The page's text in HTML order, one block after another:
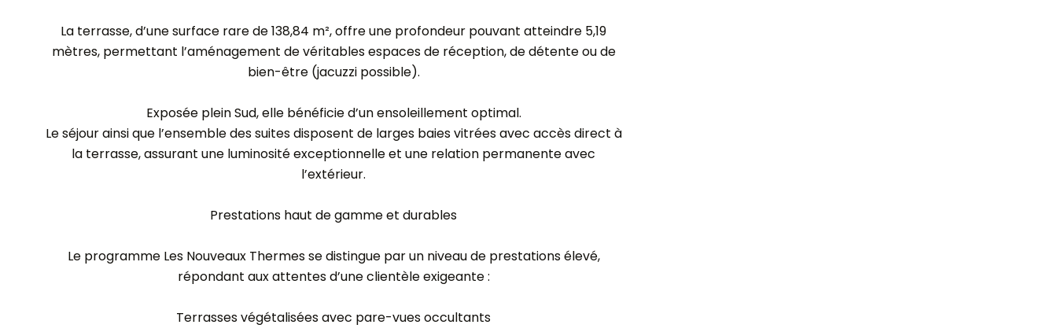
La terrasse, d’une surface rare de 138,84 m², offre une profondeur pouvant atteindre 5,19
mètres, permettant l’aménagement de véritables espaces de réception, de détente ou de
bien-être (jacuzzi possible).
Exposée plein Sud, elle bénéficie d’un ensoleillement optimal.
Le séjour ainsi que l’ensemble des suites disposent de larges baies vitrées avec accès direct à
la terrasse, assurant une luminosité exceptionnelle et une relation permanente avec
l’extérieur.
Prestations haut de gamme et durables
Le programme Les Nouveaux Thermes se distingue par un niveau de prestations élevé,
répondant aux attentes d’une clientèle exigeante :
Terrasses végétalisées avec pare-vues occultants